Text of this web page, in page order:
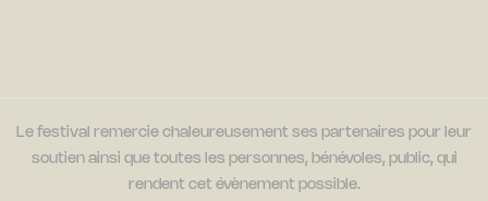
Le festival remercie chaleureusement ses partenaires pour leur
soutien ainsi que toutes les personnes, bénévoles, public, qui
rendent cet évènement possible.